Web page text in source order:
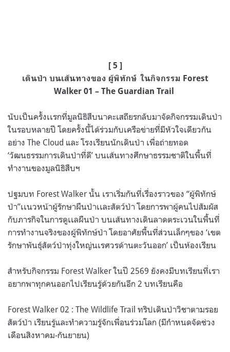
[ 5 ]
เดินป่า บนเส้นทางของ ผู้พิทักษ์ ในกิจกรรม Forest
Walker 01 – The Guardian Trail
นับเป็นครั้งเเรกที่มูลนิธิสืบนาคะเสถียรกลับมาจัดกิจกรรมเดินป่า
ในรอบหลายปี โดยครั้งนี้ได้ร่วมกับเครือข่ายที่มีหัวใจเดียวกัน
อย่าง The Cloud และ โรงเรียนนักเดินป่า เพื่อถ่ายทอด
‘วัฒนธรรมการเดินป่าที่ดี’ บนเส้นทางศึกษาธรรมชาติในพื้นที่
ทำงานของมูลนิธิสืบฯ
ปฐมบท Forest Walker นั้น เราเริ่มกันที่เรื่องราวของ “ผู้พิทักษ์
ป่า”เเนวหน้าผู้รักษาผืนป่าเเละสัตว์ป่า โดยการพาผู้คนไปสัมผัส
กับภารกิจในการดูเเลผืนป่า บนเส้นทางเดินลาดตระเวนในพื้นที่
การทำงานจริงของผู้พิทักษ์ป่า โดยอาศัยพื้นที่ส่วนเล็กๆของ ‘เขต
รักษาพันธุ์สัตว์ป่าทุ่งใหญ่นเรศวรด้านตะวันออก’ เป็นห้องเรียน
สำหรับกิจกรรม Forest Walker ในปี 2569 ยังคงมีบทเรียนที่เรา
อยากพาทุกคนออกไปเรียนรู้ด้วยกันอีก 2 บทเรียนคือ
Forest Walker 02 : The Wildlife Trail ทริปเดินป่าวิชาตามรอย
สัตว์ป่า เรียนรู้และทำความรู้จักเพื่อนร่วมโลก (มีกำหนดจัดช่วง
เดือนสิงหาคม-กันยายน)